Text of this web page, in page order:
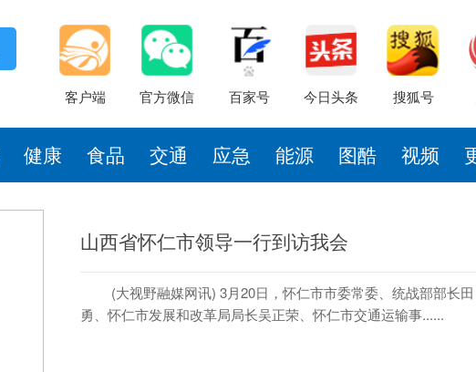
客户端 官方微信 百家号 今日头条 搜狐号
健康 食品 交通 应急 能源 图酷 视频
山西省怀仁市领导一行到访我会
(大视野融媒网讯) 3月20日，怀仁市市委常委、统战部部长田
勇、怀仁市发展和改革局局长吴正荣、怀仁市交通运输事......